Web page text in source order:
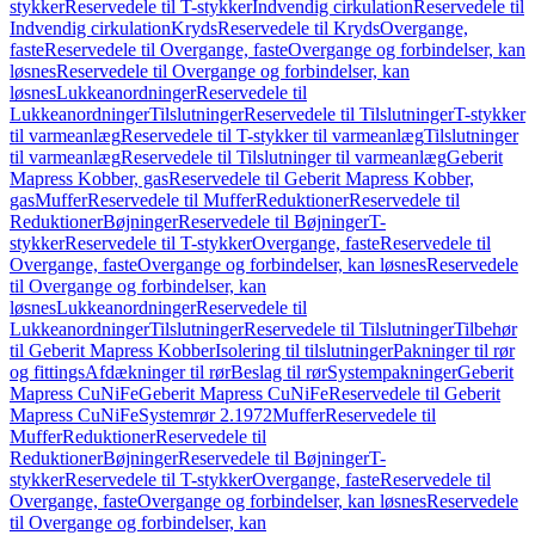
stykkerReservedele til T-stykkerIndvendig cirkulationReservedele til
Indvendig cirkulationKrydsReservedele til KrydsOvergange,
fasteReservedele til Overgange, fasteOvergange og forbindelser, kan
løsnesReservedele til Overgange og forbindelser, kan
løsnesLukkeanordningerReservedele til
LukkeanordningerTilslutningerReservedele til TilslutningerT-stykker
til varmeanlægReservedele til T-stykker til varmeanlægTilslutninger
til varmeanlægReservedele til Tilslutninger til varmeanlægGeberit
Mapress Kobber, gasReservedele til Geberit Mapress Kobber,
gasMufferReservedele til MufferReduktionerReservedele til
ReduktionerBøjningerReservedele til BøjningerT-
stykkerReservedele til T-stykkerOvergange, fasteReservedele til
Overgange, fasteOvergange og forbindelser, kan løsnesReservedele
til Overgange og forbindelser, kan
løsnesLukkeanordningerReservedele til
LukkeanordningerTilslutningerReservedele til TilslutningerTilbehør
til Geberit Mapress KobberIsolering til tilslutningerPakninger til rør
og fittingsAfdækninger til rørBeslag til rørSystempakningerGeberit
Mapress CuNiFeGeberit Mapress CuNiFeReservedele til Geberit
Mapress CuNiFeSystemrør 2.1972MufferReservedele til
MufferReduktionerReservedele til
ReduktionerBøjningerReservedele til BøjningerT-
stykkerReservedele til T-stykkerOvergange, fasteReservedele til
Overgange, fasteOvergange og forbindelser, kan løsnesReservedele
til Overgange og forbindelser, kan